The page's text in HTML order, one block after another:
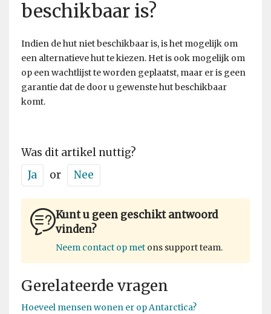
beschikbaar is?
Indien de hut niet beschikbaar is, is het mogelijk om
een alternatieve hut te kiezen. Het is ook mogelijk om
op een wachtlijst te worden geplaatst, maar er is geen
garantie dat de door u gewenste hut beschikbaar
komt.
Was dit artikel nuttig?
Ja
or Nee
Kunt u geen geschikt antwoord
vinden?
Neem contact op met ons support team.
Gerelateerde vragen
Hoeveel mensen wonen er op Antarctica?